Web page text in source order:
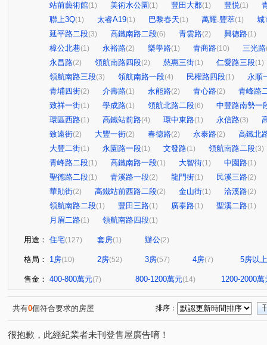
站前藝術館(1) 美術水公園 (1) 豐田大郡(1) 豐悦(1)
聯上3Q(1) 太睿A19(1) 巴黎春天(1) 萬耀.豐萃(1)
城
延平路二段(3) 高鐵南路二段(6) 青雲路(2) 興德路(1)
樟公北巷(1) 永裕路(2) 樂學路(1) 青商路(10) 三光路
永昌路(2) 領航南路四段(2) 慈惠三街(1) 仁愛路三段(1)
領航南路三段(3) 領航南路一段(4) 民權路四段(1)
永順
青埔四街(2) 介壽路(1) 永能路(2) 青心路(2)
青峰路
致祥一街(1) 學成路(1) 領航北路二段(6)
中豐路南勢一
環區西路(1) 高鐵站前路(4) 環中東路(1) 永信路(3)
致遠街(2) 大豐一街(2) 春德路(2) 永泰路(2)
高鐵北
大豐二街(1) 永園路一段(1) 文發路(1) 領航南路二段(3)
青峰路二段(1) 高鐵南路一段(1) 大智街(1) 中園路(1)
聖德路二段(1) 青溪路一段(2) 龍門街(1) 民溪三路(2)
華勛街(2) 高鐵站前西路二段(2) 金山街(1) 洽溪路(2)
領航南路二段(1) 豐田三路(1) 廣泰路(1) 聖溪二路(1)
月眉二路(1) 領航南路四段(1)
用途： 住宅(127) 套房(1) 辦公(2)
格局： 1房(10) 2房(52) 3房(57) 4房(7) 5房以上
售金： 400-800萬元(7) 800-1200萬元(14) 1200-2000萬
共有0個符合要求的房屋 排序：
很抱歉，此經紀業者未刊登售屋廣告唷！